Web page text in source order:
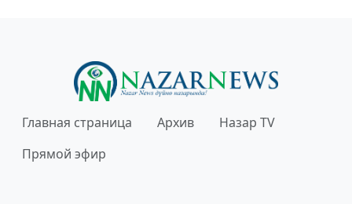
Главная страница Архив
Назар TV
Прямой эфир